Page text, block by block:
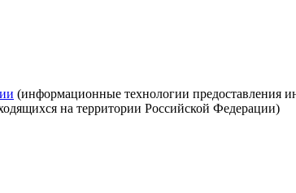
(информационные технологии предоставления
на территории Российской Федерации)